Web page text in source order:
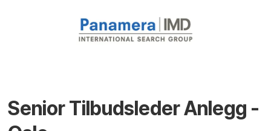
Senior Tilbudsleder Anlegg -